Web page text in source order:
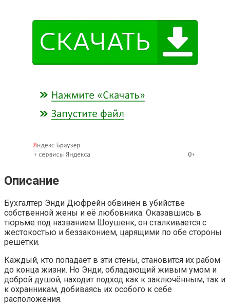
Описание
Бухгалтер Энди Дюфрейн обвинён в убийстве
собственной жены и её любовника. Оказавшись в
тюрьме под названием Шоушенк, он сталкивается с
жестокостью и беззаконием, царящими по обе стороны
решётки.
Каждый, кто попадает в эти стены, становится их рабом
до конца жизни. Но Энди, обладающий живым умом и
доброй душой, находит подход как к заключённым, так и
к охранникам, добиваясь их особого к себе
расположения.